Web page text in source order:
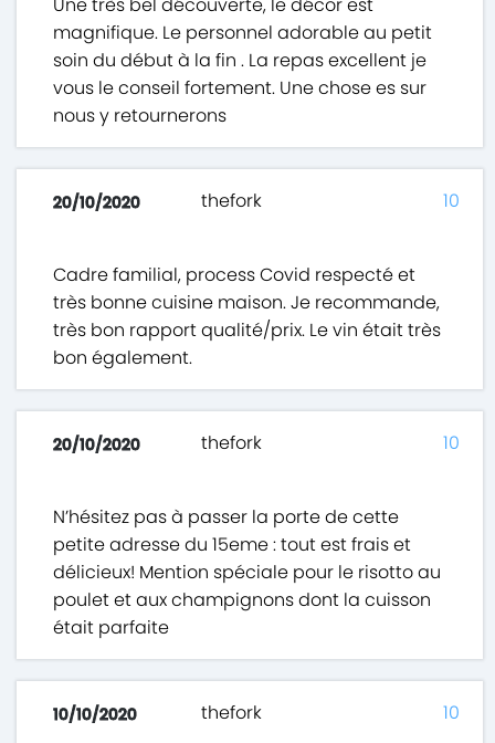
Une très bel découverte, le décor est
magnifique. Le personnel adorable au petit
soin du début à la fin . La repas excellent je
vous le conseil fortement. Une chose es sur
nous y retournerons
20/10/2020 thefork
Cadre familial, process Covid respecté et
très bonne cuisine maison. Je recommande,
très bon rapport qualité/prix. Le vin était très
bon également.
10
20/10/2020 thefork
N’hésitez pas à passer la porte de cette
petite adresse du 15eme : tout est frais et
délicieux! Mention spéciale pour le risotto au
poulet et aux champignons dont la cuisson
était parfaite
10
10/10/2020 thefork 10